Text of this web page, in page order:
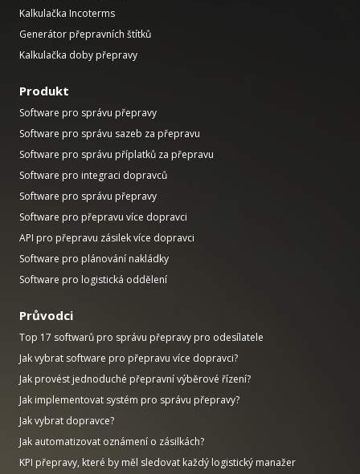
Kalkulačka Incoterms
Generátor přepravních štítků
Kalkulačka doby přepravy
Produkt
Software pro správu přepravy
Software pro správu sazeb za přepravu
Software pro správu příplatků za přepravu
Software pro integraci dopravců
Software pro správu přepravy
Software pro přepravu více dopravci
API pro přepravu zásilek více dopravci
Software pro plánování nakládky
Software pro logistická oddělení
Průvodci
Top 17 softwarů pro správu přepravy pro odesílatele
Jak vybrat software pro přepravu více dopravci?
Jak provést jednoduché přepravní výběrové řízení?
Jak implementovat systém pro správu přepravy?
Jak vybrat dopravce?
Jak automatizovat oznámení o zásilkách?
KPI přepravy, které by měl sledovat každý logistický manažer